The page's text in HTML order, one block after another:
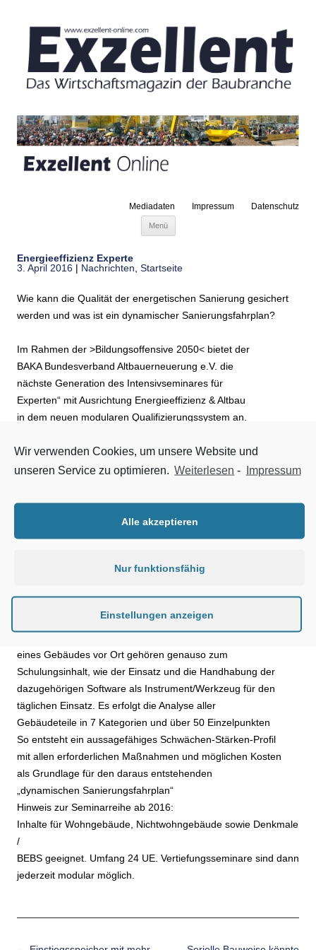
Mediadaten Impressum Datenschutz
Menü
Energieeffizienz Experte
3. April 2016 | Nachrichten Startseite
Wie kann die Qualität der energetischen Sanierung gesichert
werden und was ist ein dynamischer Sanierungsfahrplan?
Im Rahmen der >Bildungsoffensive 2050< bietet der
BAKA Bundesverband Altbauerneuerung e.V. die
nächste Generation des Intensivseminares für
Experten“ mit Ausrichtung Energieeffizienz & Altbau
in dem neuen modularen Qualifizierungssystem an.
Der nächste Termin ist gerade noch rechtzeitig vor dem
Start der Kommunikationskampagne des BMWi wie folgt
Intensivseminar für „Experten“
08.+ 09. April 2016, weitere Termine im Mai und Juni.
In dem 2-tägigen Fachseminar wird strukturiert,
als „dynamischen Sanierungsfahrplan“ vermittelt.
eines Gebäudes vor Ort gehören genauso zum
Schulungsinhalt, wie der Einsatz und die Handhabung der
dazugehörigen Software als Instrument/Werkzeug für den
täglichen Einsatz. Es erfolgt die Analyse aller
Gebäudeteile in 7 Kategorien und über 50 Einzelpunkten
So entsteht ein aussagefähiges Schwächen-Stärken-Profil
mit allen erforderlichen Maßnahmen und möglichen Kosten
als Grundlage für den daraus entstehenden
„dynamischen Sanierungsfahrplan“
Hinweis zur Seminarreihe ab 2016:
Inhalte für Wohngebäude, Nichtwohngebäude sowie Denkmale
/
BEBS geeignet. Umfang 24 UE. Vertiefungsseminare sind dann
jederzeit modular möglich.
Wir verwenden Cookies, um unsere Website und
unseren Service zu optimieren. Weiterlesen - Impressum
Alle akzeptieren
Nur funktionsfähig
Einstellungen anzeigen